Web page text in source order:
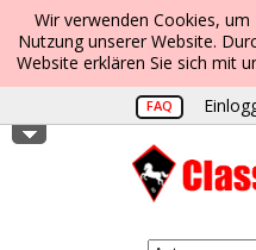
Wir verwenden Cookies,
Nutzung unserer Website.
Website erklären Sie sich mit
FAQ